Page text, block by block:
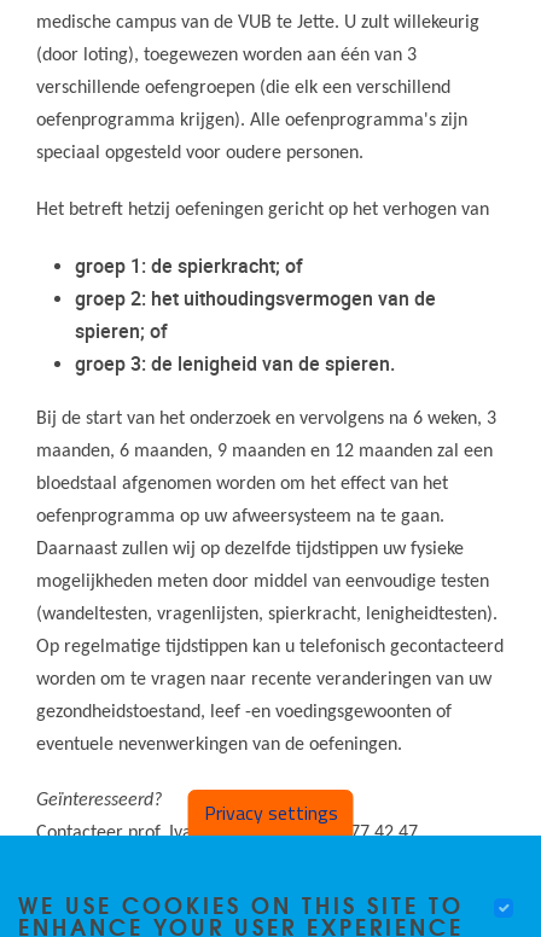
medische campus van de VUB te Jette. U zult willekeurig
(door loting), toegewezen worden aan één van 3
verschillende oefengroepen (die elk een verschillend
oefenprogramma krijgen). Alle oefenprogramma's zijn
speciaal opgesteld voor oudere personen.
Het betreft hetzij oefeningen gericht op het verhogen van
groep 1: de spierkracht; of
groep 2: het uithoudingsvermogen van de
spieren; of
groep 3: de lenigheid van de spieren.
Bij de start van het onderzoek en vervolgens na 6 weken, 3
maanden, 6 maanden, 9 maanden en 12 maanden zal een
bloedstaal afgenomen worden om het effect van het
oefenprogramma op uw afweersysteem na te gaan.
Daarnaast zullen wij op dezelfde tijdstippen uw fysieke
mogelijkheden meten door middel van eenvoudige testen
(wandeltesten, vragenlijsten, spierkracht, lenigheidtesten).
Op regelmatige tijdstippen kan u telefonisch gecontacteerd
worden om te vragen naar recente veranderingen van uw
gezondheidstoestand, leef -en voedingsgewoonten of
eventuele nevenwerkingen van de oefeningen.
Geïnteresseerd?
Contacteer prof. Ivan Bautmans op 02/477.42.47
Privacy settings
WE USE COOKIES ON THIS SITE TO
ENHANCE YOUR USER EXPERIENCE